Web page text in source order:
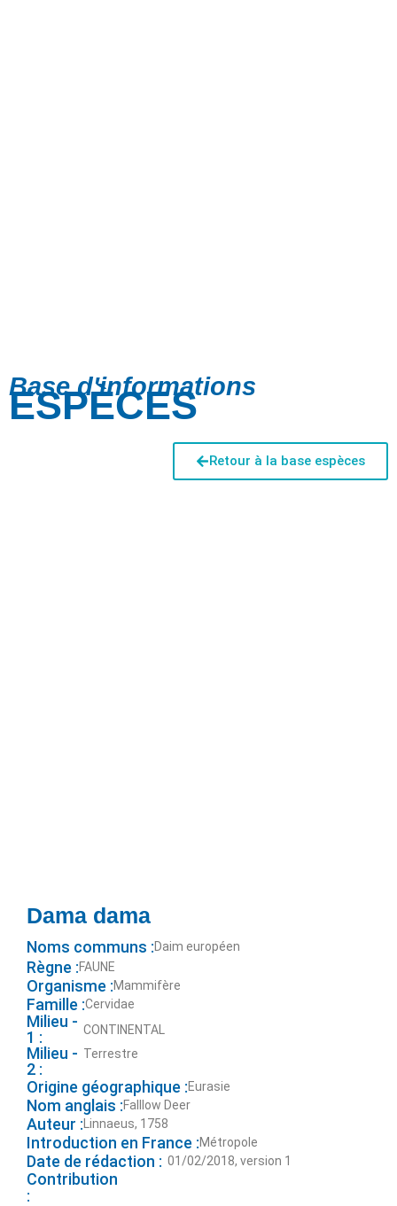
Base d'informations
ESPÈCES
Retour à la base espèces
Dama dama
Noms communs :Daim européen
Règne :FAUNE
Organisme :Mammifère
Famille :Cervidae
Milieu -
1 :
CONTINENTAL
Milieu -
2 :
Terrestre
Origine géographique :Eurasie
Nom anglais :Falllow Deer
Auteur : Linnaeus, 1758
Introduction en France :Métropole
Date de rédaction : 01/02/2018, version 1
Contribution
: